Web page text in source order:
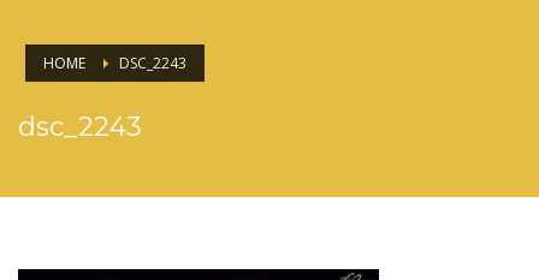
HOME DSC_2243
dsc_2243